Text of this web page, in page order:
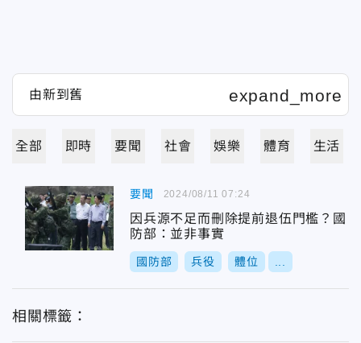
全部 即時 要聞 社會 娛樂 體育 生活
要聞
因兵源不足而刪除提前退伍門檻？國
防部：並非事實
國防部 兵役 體位
2024/08/11 07:24
相關標籤：